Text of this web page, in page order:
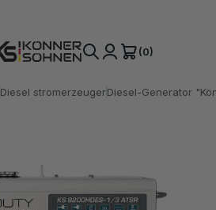
(0)
Diesel stromerzeugerDiesel-Generator